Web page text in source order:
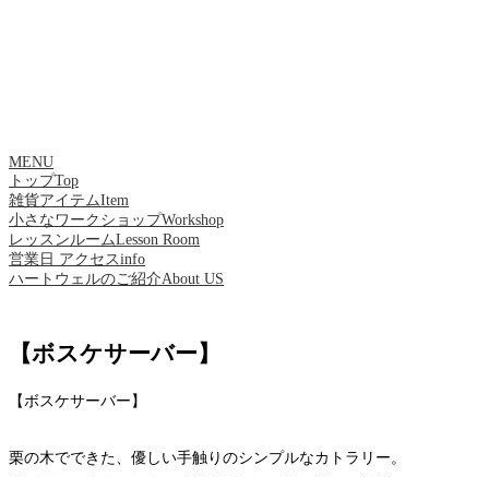
MENU
トップTop
雑貨アイテムItem
小さなワークショップWorkshop
レッスンルームLesson Room
営業日 アクセスinfo
ハートウェルのご紹介About US
【ボスケサーバー】
【ボスケサーバー】
栗の木でできた、優しい手触りのシンプルなカトラリー。